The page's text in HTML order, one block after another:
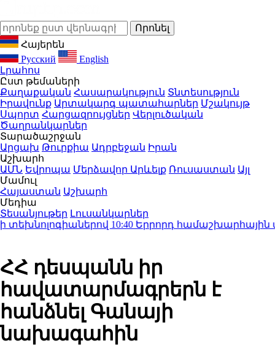
Հայերեն
Русский
English
Լրահոս
Ըստ թեմաների
Քաղաքական Հասարակություն Տնտեսություն
Իրավունք Արտակարգ պատահարներ Մշակույթ
Սպորտ Հարցազրույցներ Վերլուծական
Ծաղրանկարներ
Տարածաշրջան
Արցախ Թուրքիա Ադրբեջան Իրան
Աշխարհ
ԱՄՆ Եվրոպա Մերձավոր Արևելք Ռուսաստան Այլ
Մամուլ
Հայաստան Աշխարհ
Մեդիա
Տեսանյութեր Լուսանկարներ
10:40Երրորդ համաշխարհային
ՀՀ դեսպանն իր
հավատարմագրերն է
հանձնել Գանայի
նախագահին